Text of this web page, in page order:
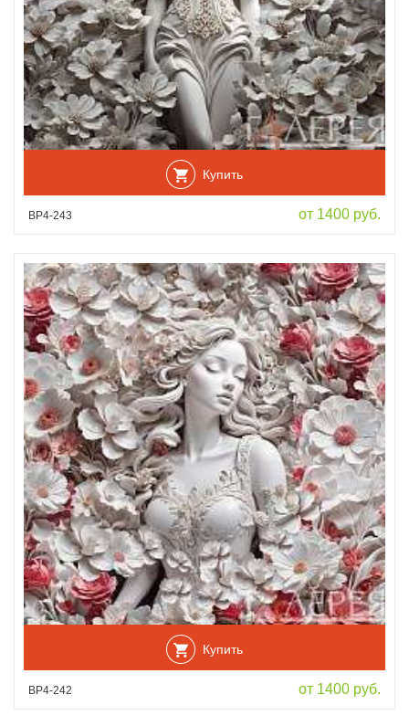
Купить
ВР4-243 от 1400 руб.
Купить
ВР4-242 от 1400 руб.